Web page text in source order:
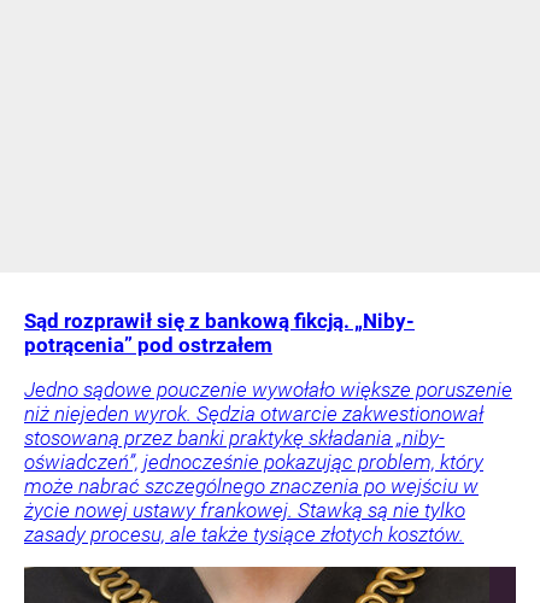
Sąd rozprawił się z bankową fikcją. „Niby-
potrącenia” pod ostrzałem
Jedno sądowe pouczenie wywołało większe poruszenie
niż niejeden wyrok. Sędzia otwarcie zakwestionował
stosowaną przez banki praktykę składania „niby-
oświadczeń”, jednocześnie pokazując problem, który
może nabrać szczególnego znaczenia po wejściu w
życie nowej ustawy frankowej. Stawką są nie tylko
zasady procesu, ale także tysiące złotych kosztów.